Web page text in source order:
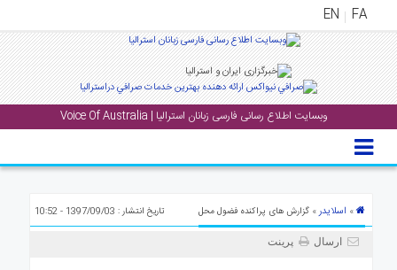
FA
EN
وبسایت اطلاع رسانی فارسی زبانان استرالیا | Voice Of Australia
منوی
اصلی
» اسلایدر» گزارش های پراکنده فضول محل تاریخ انتشار : 1397/09/03 - 10:52
ارسال پرینت